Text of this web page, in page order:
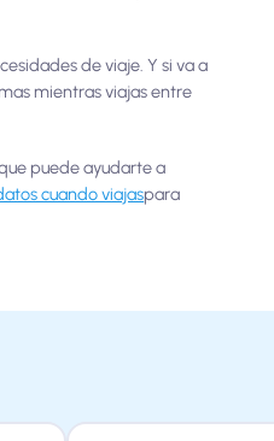
de viaje. Y si va a
mientras viajas entre
puede ayudarte a
cuando viajaspara